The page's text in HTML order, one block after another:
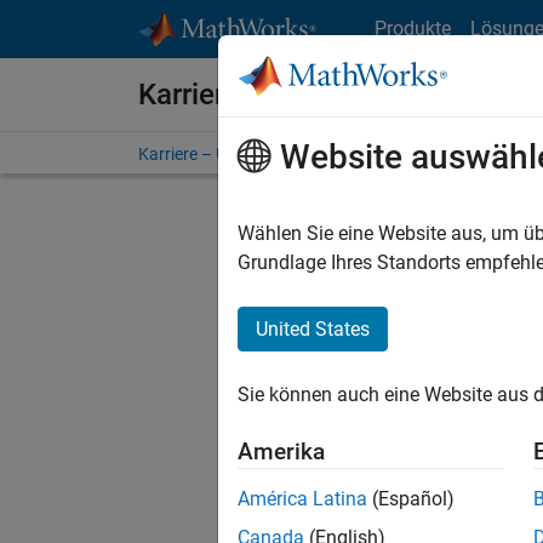
Produkte
Karriere bei MathWorks
Karriere – Übersicht Stellensuche
FILTER:
Stellen
Es
Region
Website
Wählen Sie eine Website aus, um
Grundlage Ihres Standorts
United States
Sie können auch eine Website aus
Amerika
América Latina (Español)
Canada (English)